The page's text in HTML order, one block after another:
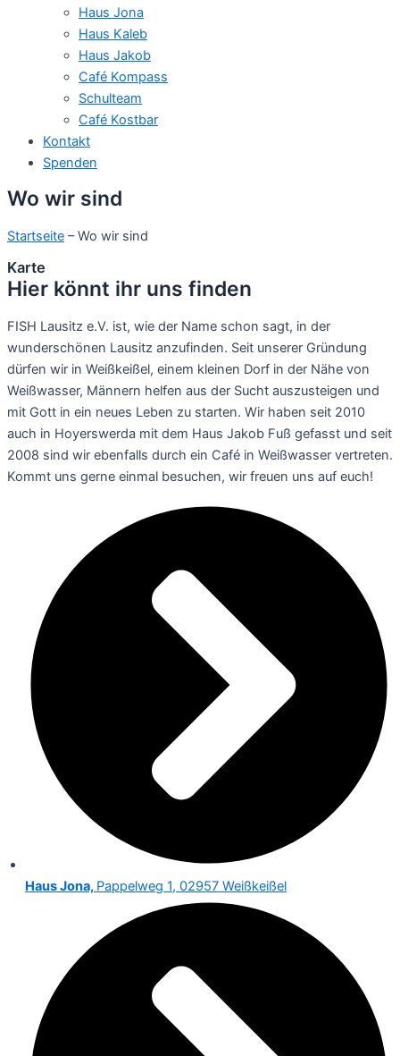
Haus Jona
Haus Kaleb
Haus Jakob
Café Kompass
Schulteam
Café Kostbar
Kontakt
Spenden
Wo wir sind
Startseite – Wo wir sind
Karte
Hier könnt ihr uns finden
FISH Lausitz e.V. ist, wie der Name schon sagt, in der
wunderschönen Lausitz anzufinden. Seit unserer Gründung
dürfen wir in Weißkeißel, einem kleinen Dorf in der Nähe von
Weißwasser, Männern helfen aus der Sucht auszusteigen und
mit Gott in ein neues Leben zu starten. Wir haben seit 2010
auch in Hoyerswerda mit dem Haus Jakob Fuß gefasst und seit
2008 sind wir ebenfalls durch ein Café in Weißwasser vertreten.
Kommt uns gerne einmal besuchen, wir freuen uns auf euch!
Haus Jona, Pappelweg 1, 02957 Weißkeißel